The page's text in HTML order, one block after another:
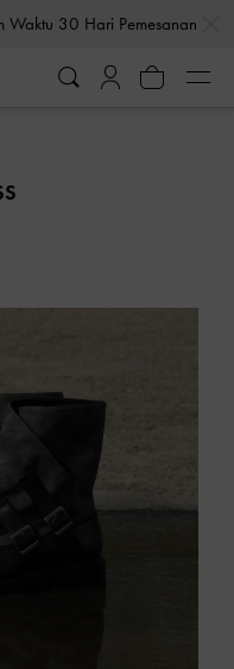
Ada Biaya Tersembunyi Saat